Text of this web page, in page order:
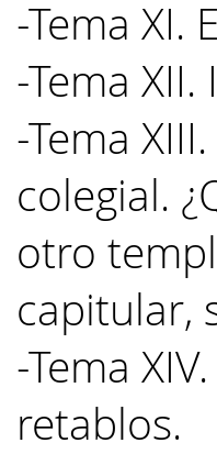
-Tema XI.
-Tema
-Tema
colegial.
otro
capitular,
-Tema
retablos.